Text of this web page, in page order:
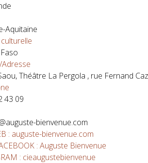
Aquitaine
Théâtre La Pergola , rue Fernand
43 09
bienvenue.com
: auguste-bienvenue.com
: Auguste Bienvenue
: cieaugustebienvenue